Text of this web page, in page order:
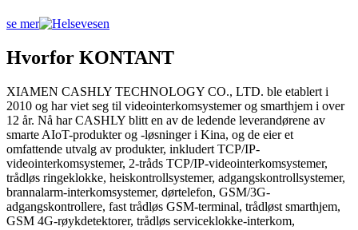
se mer
Hvorfor KONTANT
XIAMEN CASHLY TECHNOLOGY CO., LTD. ble etablert i
2010 og har viet seg til videointerkomsystemer og smarthjem i over
12 år. Nå har CASHLY blitt en av de ledende leverandørene av
smarte AIoT-produkter og -løsninger i Kina, og de eier et
omfattende utvalg av produkter, inkludert TCP/IP-
videointerkomsystemer, 2-tråds TCP/IP-videointerkomsystemer,
trådløs ringeklokke, heiskontrollsystemer, adgangskontrollsystemer,
brannalarm-interkomsystemer, dørtelefon, GSM/3G-
adgangskontrollere, fast trådløs GSM-terminal, trådløst smarthjem,
GSM 4G-røykdetektorer, trådløs serviceklokke-interkom,